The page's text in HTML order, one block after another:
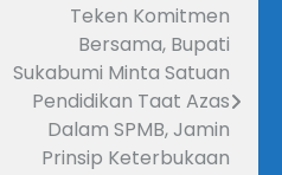
Teken Komitmen
Bersama, Bupati
Sukabumi Minta Satuan
Pendidikan Taat Azas
Dalam SPMB, Jamin
Prinsip Keterbukaan